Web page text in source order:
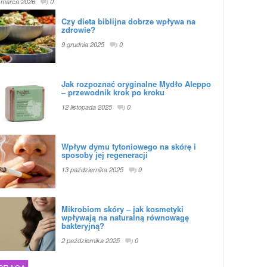
Czy dieta biblijna dobrze wpływa na
zdrowie?
9 grudnia 2025 0
Jak rozpoznać oryginalne Mydło Aleppo
– przewodnik krok po kroku
12 listopada 2025 0
Wpływ dymu tytoniowego na skórę i
sposoby jej regeneracji
13 października 2025 0
Mikrobiom skóry – jak kosmetyki
wpływają na naturalną równowagę
bakteryjną?
2 października 2025 0